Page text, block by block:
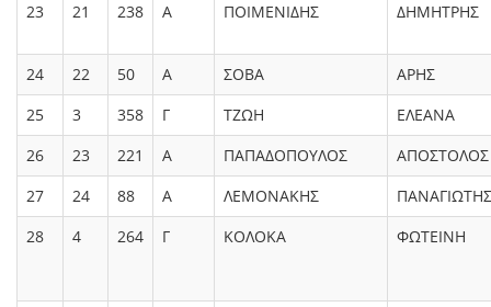
23
21 238 Α ΠΟΙΜΕΝΙΔΗΣ ΔΗΜΗΤΡΗΣ
24 22 50 Α ΣΟΒΑ
ΑΡΗΣ
25
3 358 Γ ΤΖΩΗ
ΕΛΕΑΝΑ
26
23 221 Α ΠΑΠΑΔΟΠΟΥΛΟΣ
ΑΠΟΣΤΟΛΟΣ
27
24 88 Α ΛΕΜΟΝΑΚΗΣ
ΠΑΝΑΓΙΩΤΗΣ
28
4 264 Γ ΚΟΛΟΚΑ ΦΩΤΕΙΝΗ